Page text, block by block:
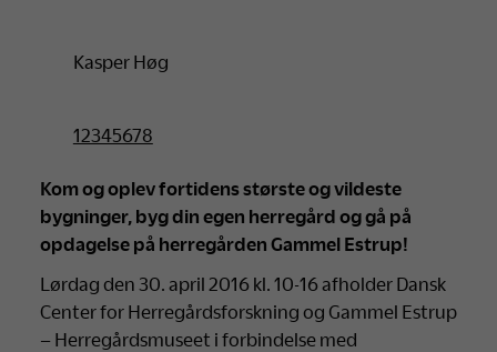
Kasper Høg
12345678
Kom og oplev fortidens største og vildeste
bygninger, byg din egen herregård og gå på
opdagelse på herregården Gammel Estrup!
Lørdag den 30. april 2016 kl. 10-16 afholder Dansk
Center for Herregårdsforskning og Gammel Estrup
– Herregårdsmuseet i forbindelse med